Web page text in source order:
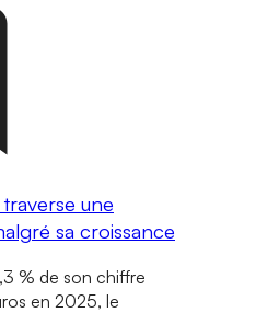
une
sa croissance
% de son chiffre
en 2025, le